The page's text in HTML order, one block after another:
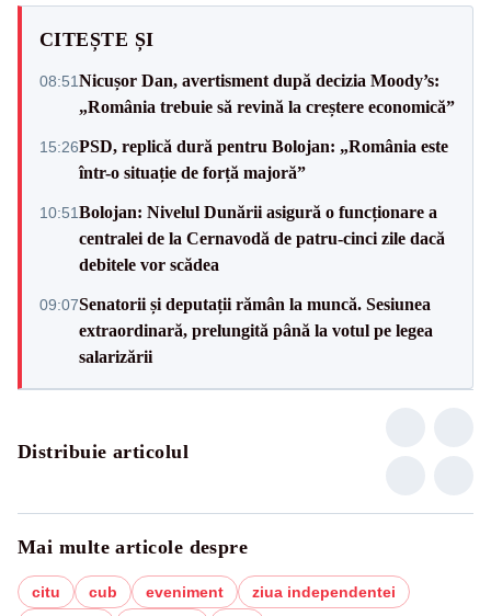
CITEȘTE ȘI
08:51Nicușor Dan, avertisment după decizia Moody’s:
„România trebuie să revină la creștere economică”
15:26PSD, replică dură pentru Bolojan: „România este
într-o situație de forță majoră”
10:51Bolojan: Nivelul Dunării asigură o funcționare a
centralei de la Cernavodă de patru-cinci zile dacă
debitele vor scădea
09:07Senatorii și deputații rămân la muncă. Sesiunea
extraordinară, prelungită până la votul pe legea
salarizării
Distribuie articolul
Mai multe articole despre
citu cub eveniment
ziua independentei